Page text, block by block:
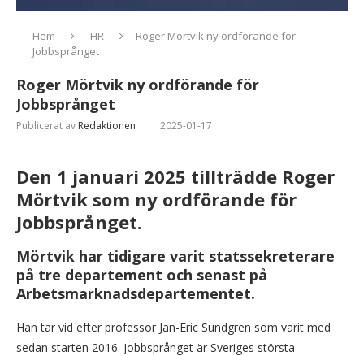
Hem HR
Roger Mörtvik ny ordförande för
Jobbsprånget
Roger Mörtvik ny ordförande för
Jobbsprånget
Publicerat av Redaktionen 2025-01-17
Den 1 januari 2025 tillträdde Roger
Mörtvik som ny ordförande för
Jobbsprånget.
Mörtvik har tidigare varit statssekreterare
på tre departement och senast på
Arbetsmarknadsdepartementet.
Han tar vid efter professor Jan-Eric Sundgren som varit med
sedan starten 2016. Jobbsprånget är Sveriges största